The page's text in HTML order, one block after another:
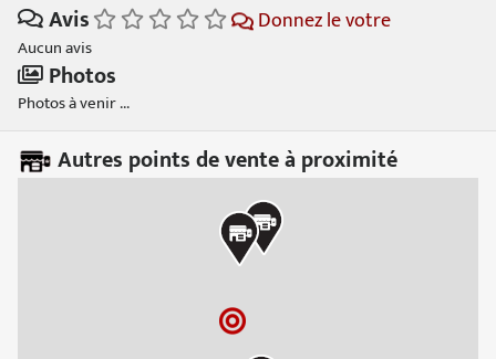
Avis Donnez le votre
Aucun avis
Photos
Photos à venir ...
Autres points de vente à proximité